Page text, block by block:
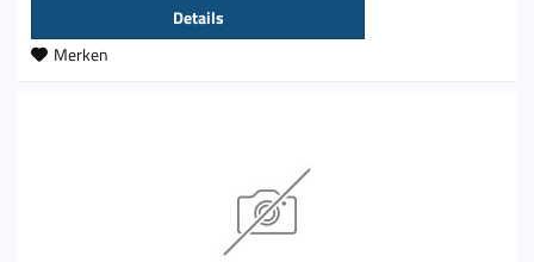
Details
Merken